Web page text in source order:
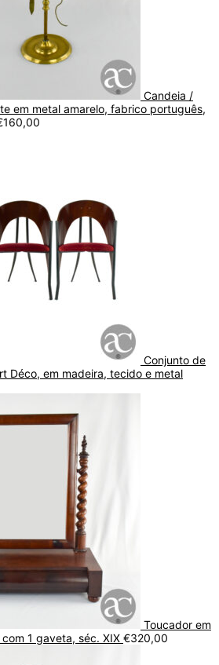
Candeia /
em metal amarelo, fabrico português,
160,00
Conjunto de
Déco, em madeira, tecido e metal
Toucador em
1 gaveta, séc. XIX €320,00